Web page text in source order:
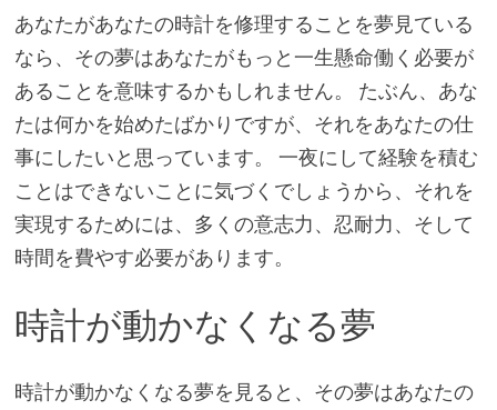
あなたがあなたの時計を修理することを夢見ている
なら、その夢はあなたがもっと一生懸命働く必要が
あることを意味するかもしれません。 たぶん、あな
たは何かを始めたばかりですが、それをあなたの仕
事にしたいと思っています。 一夜にして経験を積む
ことはできないことに気づくでしょうから、それを
実現するためには、多くの意志力、忍耐力、そして
時間を費やす必要があります。
時計が動かなくなる夢
時計が動かなくなる夢を見ると、その夢はあなたの